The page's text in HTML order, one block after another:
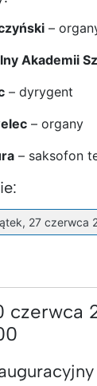
–
Akademii
– dyrygent
– organy
– saksofon
27 czerwca
czerwca